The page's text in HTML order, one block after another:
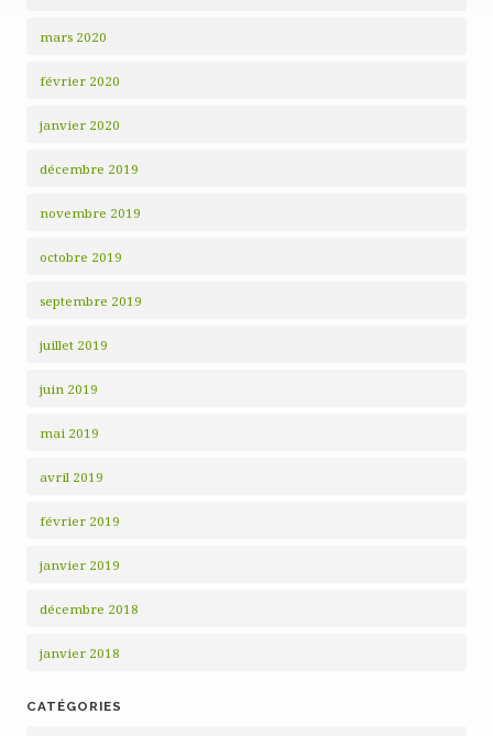
mars 2020
février 2020
janvier 2020
décembre 2019
novembre 2019
octobre 2019
septembre 2019
juillet 2019
juin 2019
mai 2019
avril 2019
février 2019
janvier 2019
décembre 2018
janvier 2018
CATÉGORIES